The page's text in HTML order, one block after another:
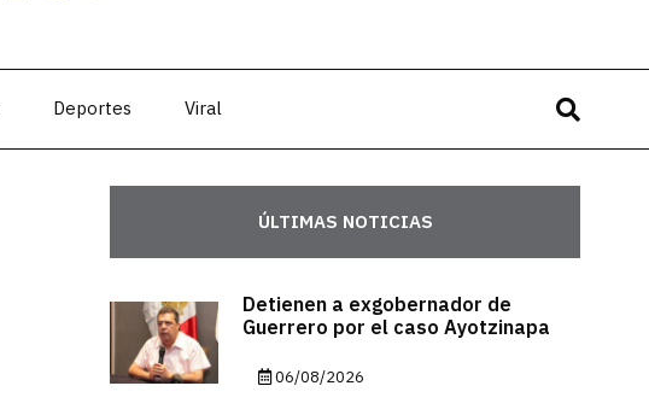
Deportes Viral
ÚLTIMAS NOTICIAS
Detienen a exgobernador de
Guerrero por el caso Ayotzinapa
06/08/2026